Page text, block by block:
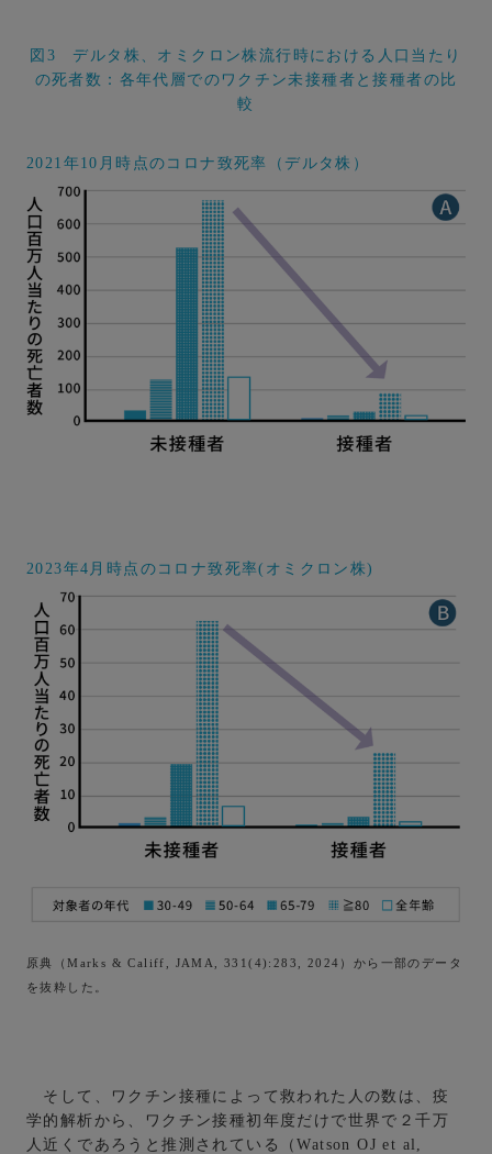
図3 デルタ株、オミクロン株流行時における人口当たり
の死者数：各年代層でのワクチン未接種者と接種者の比
較
2021年10月時点のコロナ致死率（デルタ株）
2023年4月時点のコロナ致死率(オミクロン株)
原典（Marks & Califf, JAMA, 331(4):283, 2024）から一部のデータ
を抜粋した。
そして、ワクチン接種によって救われた人の数は、疫
学的解析から、ワクチン接種初年度だけで世界で２千万
人近くであろうと推測されている（Watson OJ et al,